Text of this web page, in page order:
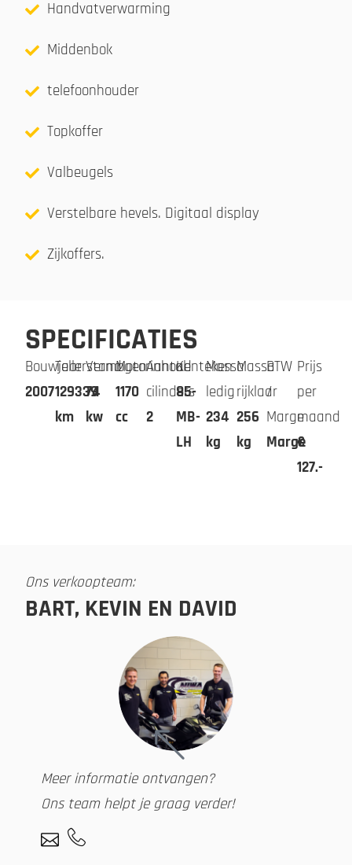
Handvatverwarming
Middenbok
telefoonhouder
Topkoffer
Valbeugels
Verstelbare hevels. Digitaal display
Zijkoffers.
SPECIFICATIES
Bouwjaar
2007
Tellerstand
129339
km
Vermogen
74
kw
Motorinhoud
1170
cc
Aantal
cilinders
2
Kenteken
85-
MB-
LH
Massa
ledig
234
kg
Massa
rijklaar
256
kg
BTW
/
Marge
Marge
Prijs
per
maand
€
127.-
Ons verkoopteam:
BART, KEVIN EN DAVID
Meer informatie ontvangen?
Ons team helpt je graag verder!